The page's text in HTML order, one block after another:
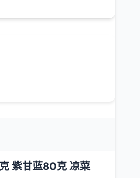
紫甘蓝80克 凉菜